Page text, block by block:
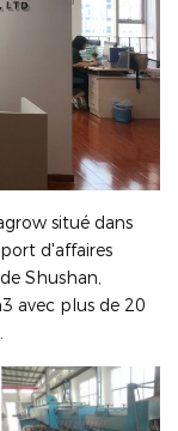
situé dans
d'affaires
Shushan,
avec plus de 20